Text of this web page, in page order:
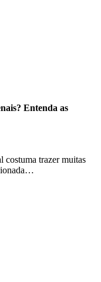
Entenda as
costuma trazer muitas